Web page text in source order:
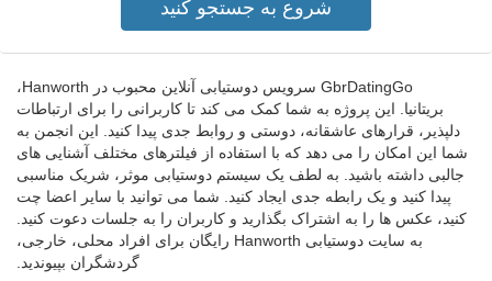
GbrDatingGo سرویس دوستیابی آنلاین محبوب در Hanworth،
بریتانیا. این پروژه به شما کمک می کند تا کاربرانی را برای ارتباطات
دلپذیر، قرارهای عاشقانه، دوستی و روابط جدی پیدا کنید. این انجمن به
شما این امکان را می دهد که با استفاده از فیلترهای مختلف آشنایی های
جالبی داشته باشید. به لطف یک سیستم دوستیابی موثر، شریک مناسبی
پیدا کنید و یک رابطه جدی ایجاد کنید. شما می توانید با سایر اعضا چت
کنید، عکس ها را به اشتراک بگذارید و کاربران را به جلسات دعوت کنید.
به سایت دوستیابی Hanworth رایگان برای افراد محلی، خارجی،
گردشگران بپیوندید.